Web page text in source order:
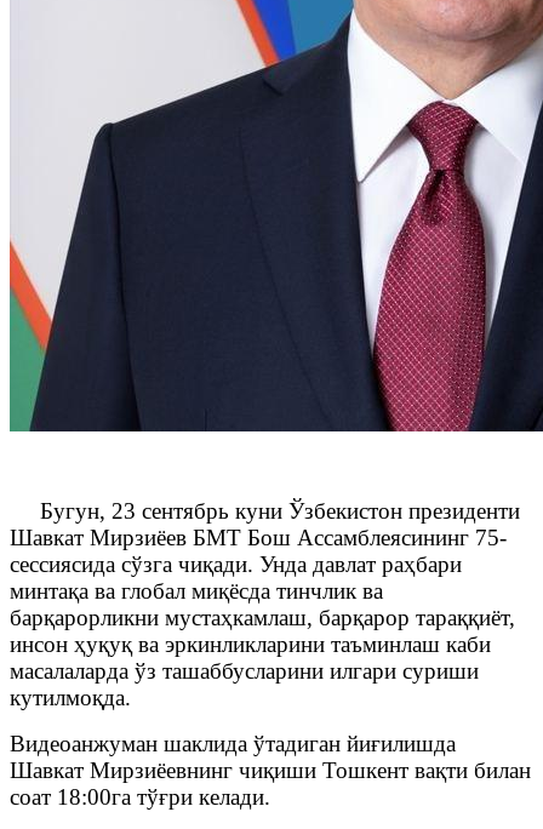
Бугун, 23 сентябрь куни Ўзбекистон президенти
Шавкат Мирзиёев БМТ Бош Ассамблеясининг 75-
сессиясида сўзга чиқади. Унда давлат раҳбари
минтақа ва глобал миқёсда тинчлик ва
барқарорликни мустаҳкамлаш, барқарор тараққиёт,
инсон ҳуқуқ ва эркинликларини таъминлаш каби
масалаларда ўз ташаббусларини илгари суриши
кутилмоқда.
Видеоанжуман шаклида ўтадиган йиғилишда
Шавкат Мирзиёевнинг чиқиши Тошкент вақти билан
соат 18:00га тўғри келади.